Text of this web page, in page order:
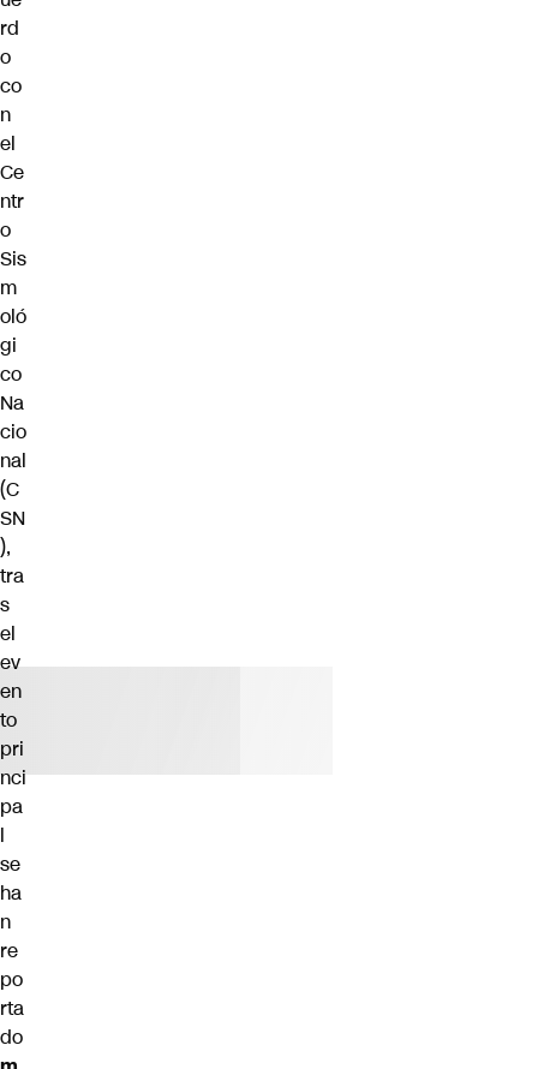
rd
o
co
n
el
Ce
ntr
o
Sis
m
oló
gi
co
Na
cio
nal
(C
SN
),
tra
s
el
ev
en
to
pri
nci
pa
l
se
ha
n
re
po
rta
do